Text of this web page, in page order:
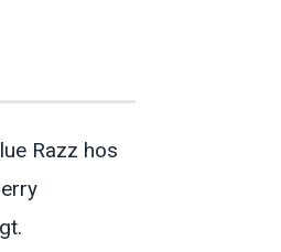
Razz hos